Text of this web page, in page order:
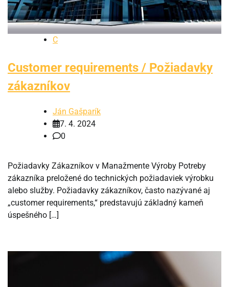
C
Customer requirements / Požiadavky
zákazníkov
Ján Gašparík
7. 4. 2024
0
Požiadavky Zákazníkov v Manažmente Výroby Potreby
zákazníka preložené do technických požiadaviek výrobku
alebo služby. Požiadavky zákazníkov, často nazývané aj
„customer requirements,“ predstavujú základný kameň
úspešného […]